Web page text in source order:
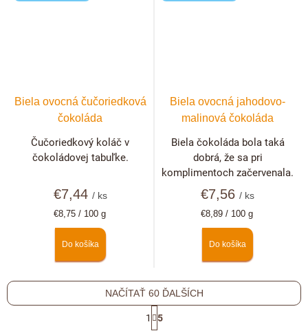
Biela ovocná čučoriedková
čokoláda
€7,44 / ks
Jednotková
€8,75 / 100 g
Do košíka
Čučoriedkový koláč v
čokoládovej tabuľke.
Biela ovocná jahodovo-
malinová čokoláda
€7,56/ ks
Jednotková
€8,89 / 100 g
Do košíka
Biela čokoláda bola taká
dobrá, že sa pri
komplimentoch začervenala.
NAČÍTAŤ 60 ĎALŠÍCH
S
t
1
5